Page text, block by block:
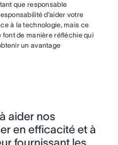
que responsable
d’aider votre
à la technologie, mais ce
font de manière réfléchie qui
un avantage
aider nos
en efficacité et à